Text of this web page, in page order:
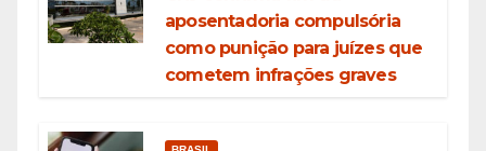
aposentadoria compulsória
como punição para juízes que
cometem infrações graves